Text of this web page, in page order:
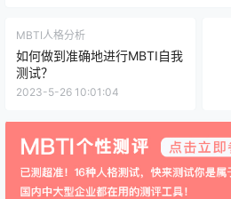
MBTI人格分析
如何做到准确地进行MBTI自我
测试？
2023-5-26 10:01:04